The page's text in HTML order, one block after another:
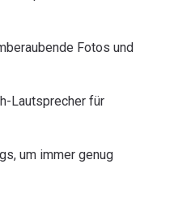
Fotos und
Lautsprecher für
um immer genug